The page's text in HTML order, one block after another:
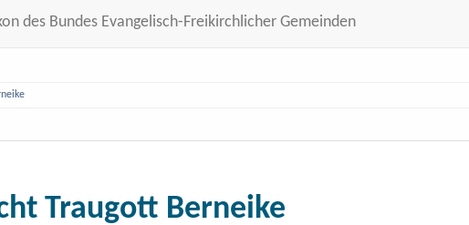
des Bundes Evangelisch-Freikirchlicher Gemeinden
Traugott Berneike